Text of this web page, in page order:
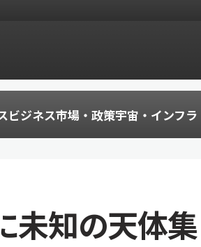
ビジネス市場・政策宇宙・インフラ
未知の天体集